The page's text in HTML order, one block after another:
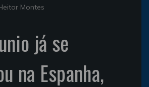
Montes
já se
na Espanha,